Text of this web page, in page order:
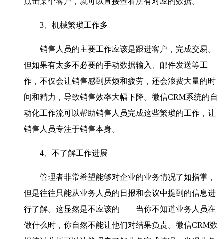
3、机械繁琐工作多
销售人员的主要工作应该是跟进客户，完成交易。
但如果有太多不必要的手动数据输入、邮件发送等工
作，不仅会让销售感到厌烦和疲劳，还会浪费大量的时
间和精力，导致销售效率大幅下降。微信CRM系统的自
动化工作流可以帮助销售人员完成这些繁琐的工作，让
销售人员专注于销售本身。
4、不了解工作进展
管理者非常希望能够对企业的业务情况了如指掌，
但是往往只能从业务人员的日报和会议中提到的信息进
行了解。这显然是不应该的——当你不知道业务人员在
做什么时，你自然不能让他们对结果负责。微信CRM数